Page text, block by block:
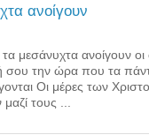
ανοίγουν
μεσάνυχτα ανοίγουν οι
σου την ώρα που τα
Οι μέρες των
τους ...